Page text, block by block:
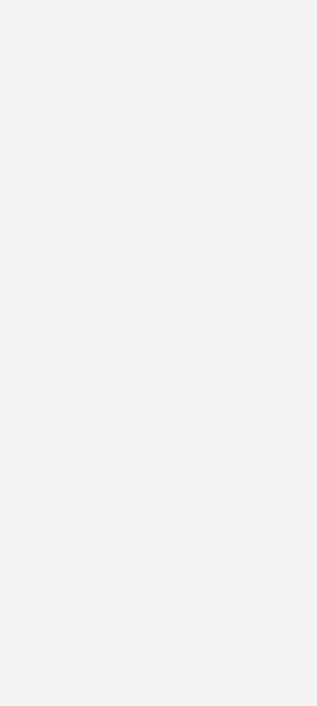
Energy Unit erfassen wir zunächst
Checkliste alle erforderlichen
und prüfen mögliche Aufstellorte
positiv abgeschlossen, übergeben
Partner Alois Müller. Hier wird dann
etc. geprüft und mit dem
gemeinsames Ziel ist es, bereits hier so
um den Kunden zu
gemeinsam ein Gesamtpaket von der
bis zur Aufstellung sowie den
und die Wartung an – auf
Fachhandwerker der
für das Gespräch.